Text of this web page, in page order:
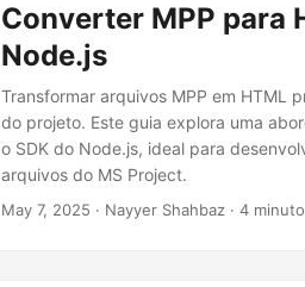
Converter MPP para
Node.js
Transformar arquivos MPP em HTML
do projeto. Este guia explora uma
o SDK do Node.js, ideal para
arquivos do MS Project.
May 7, 2025 · Nayyer Shahbaz · 4